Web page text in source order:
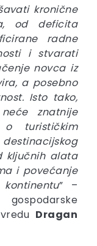
kronične
od deficita
radne
i stvarati
novca iz
a posebno
Isto tako,
znatnije
o turističkim
ključnih alata
i povećanje
” –
Dragan